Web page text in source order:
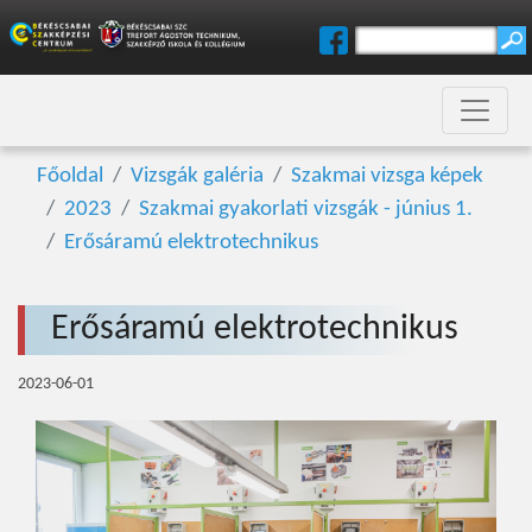
Főoldal Vizsgák galéria
Szakmai vizsga képek
2023
Szakmai gyakorlati vizsgák - június 1.
Erősáramú elektrotechnikus
Erősáramú elektrotechnikus
2023-06-01